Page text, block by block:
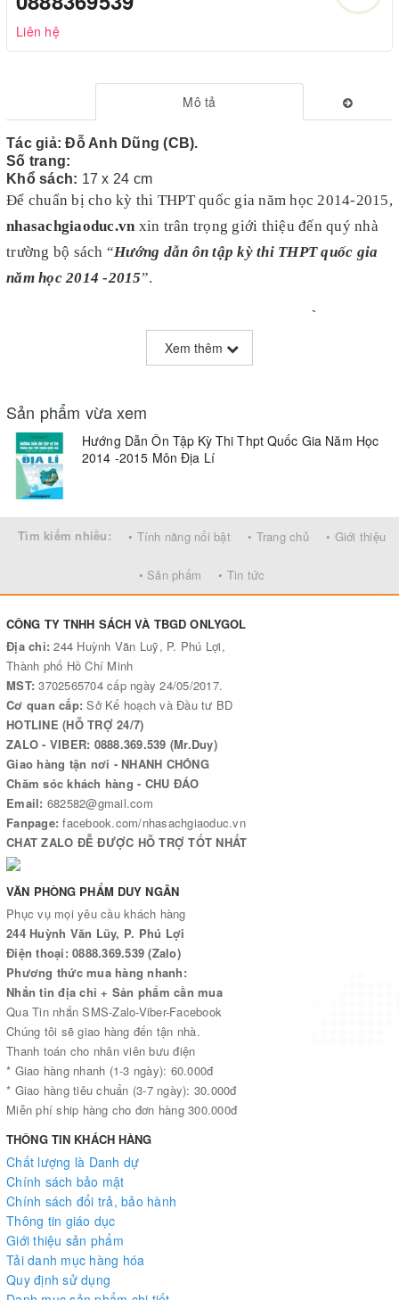
Liên hệ
Mô tả
Tác giả: Đỗ Anh Dũng (CB).
Số trang:
Khổ sách: 17 x 24 cm
Để chuẩn bị cho kỳ thi THPT quốc gia năm học 2014-2015,
nhasachgiaoduc.vnxin trân trọng giới thiệu đến quý nhà
trường bộ sách “Hướng dẫn ôn tập kỳ thi THPT quốc gia
năm học 2014 -2015”.
Nội dung bộ sách bám sát yêu cầu chương
trình giáo dục phổ thông của Bộ Giáo dục và Đào
tạo, giúp các em học sinh nắm vững chuẩn kiến
cho giáo viên nắm vững nội dung, phương pháp, cấu
trúc đề thi, đặc biệt là phương án thi cử mới của Bộ
Giáo dục và Đào tạo đã ban hành, qua đó định
hướng cho học sinh chuẩn bị bước vào kỳ thi THPT
quốc gia đạt kết quả tốt.
quốc gia năm học 2014 -2015
nghiệm tổ chức biên soạn. Bộ sách gồm 08 môn
học, cả môn thi bắt buộc và tự chọn: Toán, Ngữ văn,
Tiếng Anh, Vật lý, Hóa học, Sinh học, Lịch sử và Địa
lý.
Xem thêm
Sản phẩm vừa xem
Hướng Dẫn Ôn Tập Kỳ Thi Thpt Quốc Gia Năm Học
2014 -2015 Môn Địa Lí
Tìm kiếm nhiều: • Tính năng nổi bật • Trang chủ • Giới thiệu
• Sản phẩm • Tin tức
CÔNG TY TNHH SÁCH VÀ TBGD ONLYGOL
Địa chỉ:244 Huỳnh Văn Luỹ, P. Phú Lợi,
Thành phố Hồ Chí Minh
MST:3702565704 cấp ngày 24/05/2017.
Cơ quan cấp:Sở Kế hoạch và Đầu tư BD
HOTLINE (HỖ TRỢ 24/7)
ZALO - VIBER: 0888.369.539 (Mr.Duy)
Giao hàng tận nơi - NHANH CHÓNG
Chăm sóc khách hàng - CHU ĐÁO
Email: 682582@gmail.com
Fanpage:facebook.com/nhasachgiaoduc.vn
CHAT ZALO ĐỄ ĐƯỢC HỖ TRỢ TỐT NHẤT
VĂN PHÒNG PHẨM DUY NGÂN
Phục vụ mọi yêu cầu khách hàng
244 Huỳnh Văn Lũy, P. Phú Lợi
Điện thoại: 0888.369.539 (Zalo)
Phương thức mua hàng nhanh:
Nhắn tin địa chỉ + Sản phẩm cần mua
Qua Tin nhắn SMS-Zalo-Viber-Facebook
Chúng tôi sẽ giao hàng đến tận nhà.
Thanh toán cho nhân viên bưu điện
* Giao hàng nhanh (1-3 ngày): 60.000đ
* Giao hàng tiêu chuẩn (3-7 ngày): 30.000đ
Miễn phí ship hàng cho đơn hàng 300.000đ
THÔNG TIN KHÁCH HÀNG
Chất lượng là Danh dự
Chính sách bảo mật
Chính sách đổi trả, bảo hành
Thông tin giáo dục
Giới thiệu sản phẩm
Tải danh mục hàng hóa
Quy định sử dụng